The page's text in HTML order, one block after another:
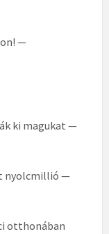
—
ki magukat —
nyolcmillió —
otthonában